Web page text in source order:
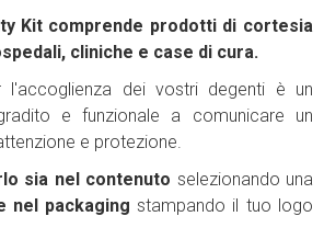
Kit comprende prodotti di cortesia
cliniche e case di cura.
dei vostri degenti è un
e funzionale a comunicare un
e protezione.
sia nel contenuto selezionando una
nel packaging stampando il tuo logo